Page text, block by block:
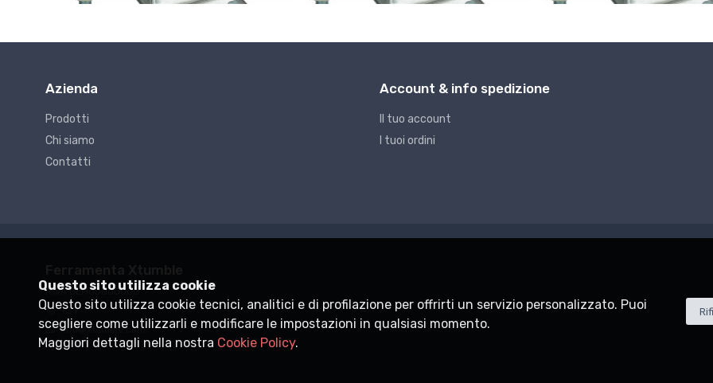
DISPOSITIVI G 3745/1X3
€25.73
DISPOSITIVI G 3745/1X4
Azienda
Prodotti
Chi siamo
Contatti
Account & info spedizione
Il tuo account
I tuoi ordini
P.IVADEMO0000000
+39
info@xtumble.com
Questo sito utilizza cookie
Questo sito utilizza cookie tecnici, analitici e di profilazione per offrirti un servizio personalizzato. Puoi
scegliere come utilizzarli e modificare le impostazioni in qualsiasi momento.
Maggiori dettagli nella nostra Cookie Policy.